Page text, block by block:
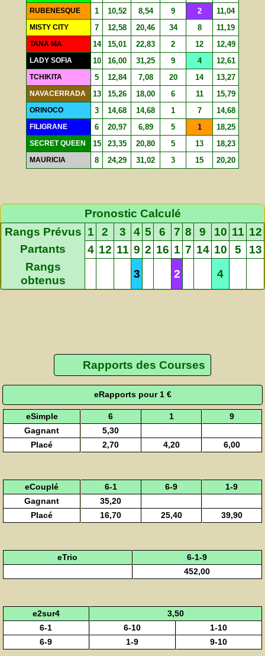
RUBENESQUE 1 10,52 8,54 9 2 11,04
MISTY CITY 7 12,58 20,46 34 8 11,19
TANA MA 14 15,01 22,83 2 12 12,49
LADY SOFIA 10 16,00 31,25 9 4 12,61
TCHIKITA 5 12,84 7,08 20 14 13,27
NAVACERRADA 13 15,26 18,00 6 11 15,79
ORINOCO 3 14,68 14,68 1 7 14,68
FILIGRANE 6 20,97 6,89 5 1 18,25
SECRET QUEEN 15 23,35 20,80 5 13 18,23
MAURICIA 8 24,29 31,02 3 15 20,20
Pronostic Calculé
Rangs Prévus 1 2 3 4 5 6 7 8 9 10 11 12
Partants
4 12 11 9 2 16 1 7 14 10 5
13
Rangs
obtenus
3 2 4
Rapports des Courses
eRapports pour 1 €
eSimple 6 1
9
Gagnant
5,30
Placé
2,70 4,20 6,00
eCouplé 6-1 6-9
1-9
Gagnant
35,20
Placé
16,70 25,40 39,90
eTrio
6-1-9
452,00
e2sur4
3,50
6-1
6-10
1-10
6-9
1-9 9-10